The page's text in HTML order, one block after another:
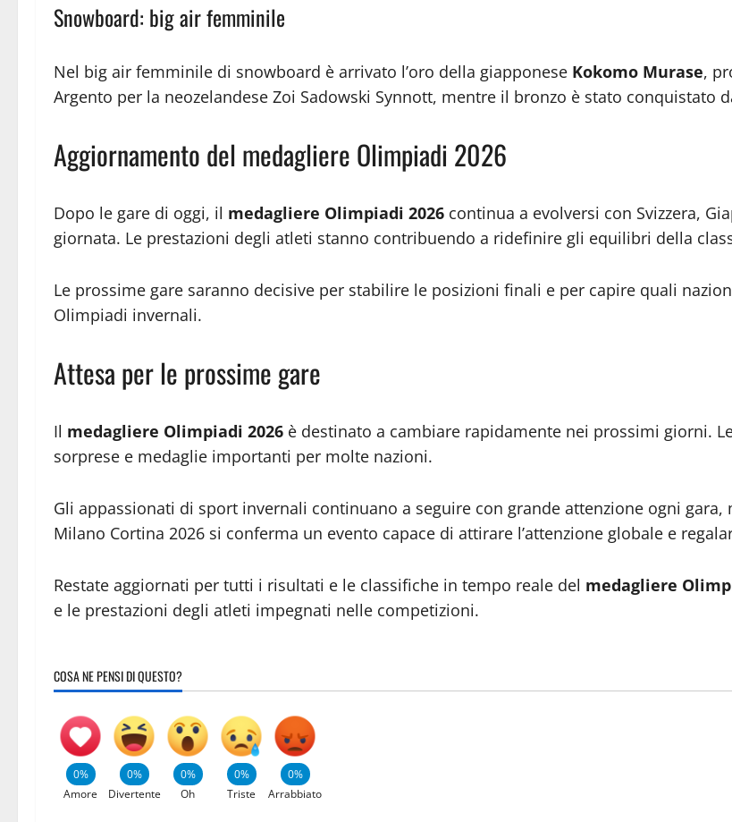
Snowboard: big air femminile
Nel big air femminile di snowboard è arrivato l’oro della giapponese Kokomo Murase,
Argento per la neozelandese Zoi Sadowski Synnott, mentre il bronzo è stato conquistato
Aggiornamento del medagliere Olimpiadi 2026
Dopo le gare di oggi, il medagliere Olimpiadi 2026 continua a evolversi con Svizzera,
giornata. Le prestazioni degli atleti stanno contribuendo a ridefinire gli equilibri della
Le prossime gare saranno decisive per stabilire le posizioni finali e per capire quali
Olimpiadi invernali.
Attesa per le prossime gare
Il medagliere Olimpiadi 2026 è destinato a cambiare rapidamente nei prossimi giorni.
sorprese e medaglie importanti per molte nazioni.
Gli appassionati di sport invernali continuano a seguire con grande attenzione ogni
Milano Cortina 2026 si conferma un evento capace di attirare l’attenzione globale e
Restate aggiornati per tutti i risultati e le classifiche in tempo reale del medagliere
e le prestazioni degli atleti impegnati nelle competizioni.
COSA NE PENSI DI QUESTO?
0%
Amore
0%
Divertente
0%
Oh
0%
Triste
0%
Arrabbiato